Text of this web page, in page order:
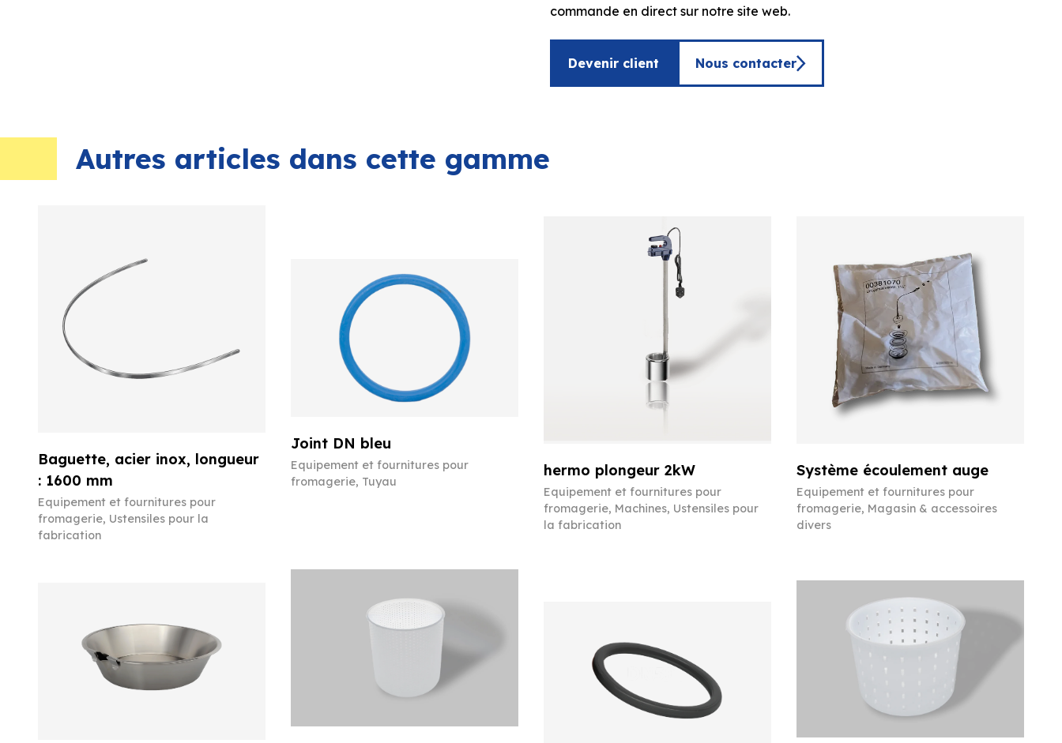
commande en direct sur notre site web.
Devenir client Nous contacter
Autres articles dans cette gamme
Baguette, acier inox, longueur
: 1600 mm
Equipement et fournitures pour
fromagerie, Ustensiles pour la
fabrication
Joint DN bleu
Equipement et fournitures pour
fromagerie, Tuyau
hermo plongeur 2kW
Equipement et fournitures pour
fromagerie, Machines, Ustensiles pour
la fabrication
Système écoulement auge
Equipement et fournitures pour
fromagerie, Magasin & accessoires
divers